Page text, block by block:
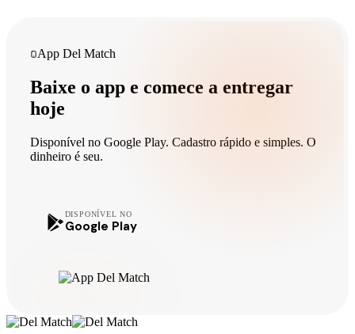
App Del Match
Baixe o app e comece a entregar
hoje
Disponível no Google Play. Cadastro rápido e simples. O
dinheiro é seu.
DISPONÍVEL NO
Google Play